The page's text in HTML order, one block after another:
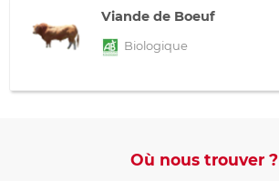
Viande de Boeuf
Biologique
Où nous trouver ?